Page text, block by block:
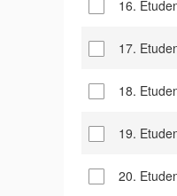
16.
17.
18.
19.
20.